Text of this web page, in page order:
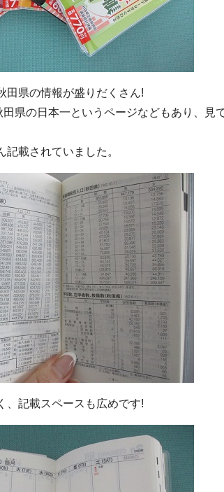
田県の情報が盛りだくさん!
県の日本一というページなどもあり、見
載されていました。
、記載スペースも広めです!